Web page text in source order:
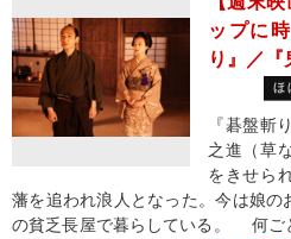
ップに
り』／
ほ
『碁盤
之進（草
をきせら
藩を追われ浪人となった。今は娘の
の貧乏長屋で暮らしている。 何ご